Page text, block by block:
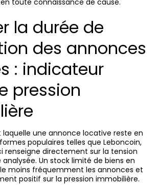
toute connaissance de cause.
la durée de
des annonces
: indicateur
pression
laquelle une annonce locative reste en
populaires telles que Leboncoin,
renseigne directement sur la tension
Un stock limité de biens en
moins fréquemment les annonces et
positif sur la pression immobilière.